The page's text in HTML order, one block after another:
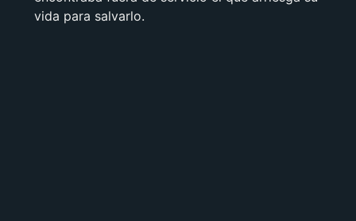
vida para salvarlo.